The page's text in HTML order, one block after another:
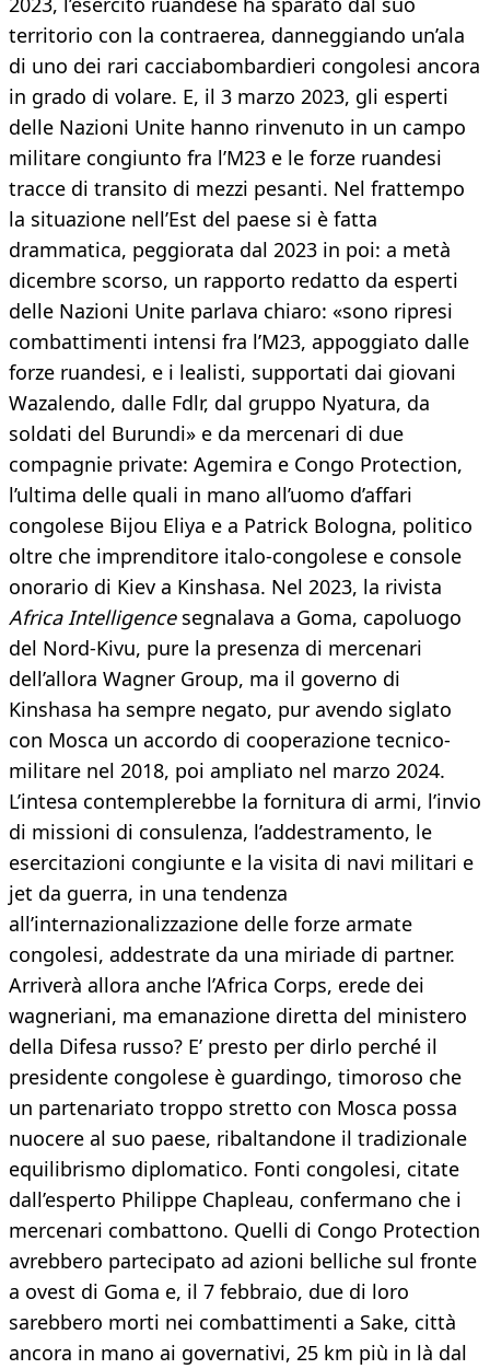
territorio con la contraerea, danneggiando un’ala
di uno dei rari cacciabombardieri congolesi ancora
in grado di volare. E, il 3 marzo 2023, gli esperti
delle Nazioni Unite hanno rinvenuto in un campo
militare congiunto fra l’M23 e le forze ruandesi
tracce di transito di mezzi pesanti. Nel frattempo
la situazione nell’Est del paese si è fatta
drammatica, peggiorata dal 2023 in poi: a metà
dicembre scorso, un rapporto redatto da esperti
delle Nazioni Unite parlava chiaro: «sono ripresi
combattimenti intensi fra l’M23, appoggiato dalle
forze ruandesi, e i lealisti, supportati dai giovani
Wazalendo, dalle Fdlr, dal gruppo Nyatura, da
soldati del Burundi» e da mercenari di due
compagnie private: Agemira e Congo Protection,
l’ultima delle quali in mano all’uomo d’affari
congolese Bijou Eliya e a Patrick Bologna, politico
oltre che imprenditore italo-congolese e console
onorario di Kiev a Kinshasa. Nel 2023, la rivista
Africa Intelligencesegnalava a Goma, capoluogo
del Nord-Kivu, pure la presenza di mercenari
dell’allora Wagner Group, ma il governo di
Kinshasa ha sempre negato, pur avendo siglato
con Mosca un accordo di cooperazione tecnico-
militare nel 2018, poi ampliato nel marzo 2024.
L’intesa contemplerebbe la fornitura di armi, l’invio
di missioni di consulenza, l’addestramento, le
esercitazioni congiunte e la visita di navi militari e
jet da guerra, in una tendenza
all’internazionalizzazione delle forze armate
congolesi, addestrate da una miriade di partner.
Arriverà allora anche l’Africa Corps, erede dei
wagneriani, ma emanazione diretta del ministero
della Difesa russo? E’ presto per dirlo perché il
presidente congolese è guardingo, timoroso che
un partenariato troppo stretto con Mosca possa
nuocere al suo paese, ribaltandone il tradizionale
equilibrismo diplomatico. Fonti congolesi, citate
dall’esperto Philippe Chapleau, confermano che i
mercenari combattono. Quelli di Congo Protection
avrebbero partecipato ad azioni belliche sul fronte
a ovest di Goma e, il 7 febbraio, due di loro
sarebbero morti nei combattimenti a Sake, città
ancora in mano ai governativi, 25 km più in là dal